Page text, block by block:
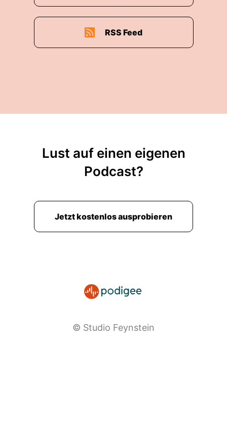
RSS Feed
Lust auf einen eigenen
Podcast?
Jetzt kostenlos ausprobieren
© Studio Feynstein